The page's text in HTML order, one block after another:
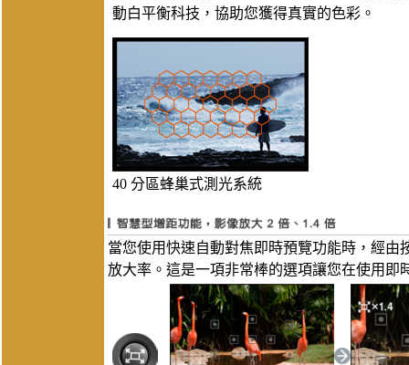
動白平衡科技，協助您獲得真實的色彩。
40 分區蜂巢式測光系統
當您使用快速自動對焦即時預覽功能時，經由
放大率。這是一項非常棒的選項讓您在使用即